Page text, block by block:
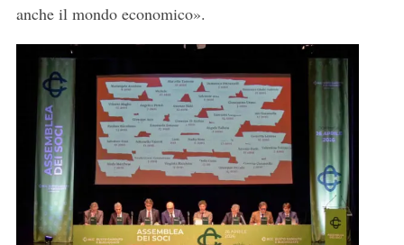
anche il mondo economico».